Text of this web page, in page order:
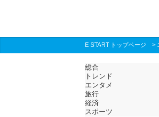
E START トップページ >
総合
トレンド
エンタメ
旅行
経済
スポーツ